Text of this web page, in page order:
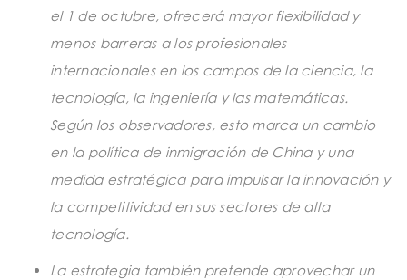
el 1 de octubre, ofrecerá mayor flexibilidad y
menos barreras a los profesionales
internacionales en los campos de la ciencia, la
tecnología, la ingeniería y las matemáticas.
Según los observadores, esto marca un cambio
en la política de inmigración de China y una
medida estratégica para impulsar la innovación y
la competitividad en sus sectores de alta
tecnología.
La estrategia también pretende aprovechar un